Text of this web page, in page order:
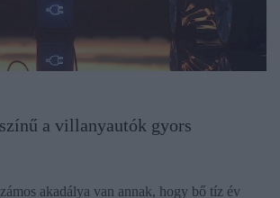
a villanyautók gyors
akadálya van annak, hogy bő tíz év